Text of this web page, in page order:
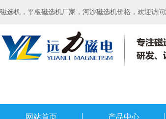
磁选机，平板磁选机厂家，河沙磁选机价格，欢迎访
网站首页 产品中心